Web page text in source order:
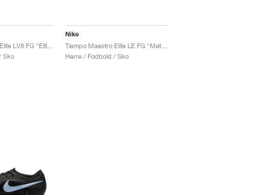
Tiempo Maestro Elite LV8 FG "Elite Only Pack"
Sko
Nike
Herre / Fodbold / Sko